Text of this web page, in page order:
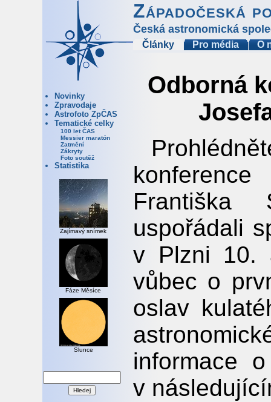
Západočeská
Česká astronomická
Články Pro média O
Novinky
Zpravodaje
Astrofoto ZpČAS
Tematické celky
100 let ČAS
Messier maratón
Zatmění
Zákryty
Foto soutěž
Statistika
Zajímavý snímek
Fáze Měsíce
Slunce
Odborná
Františka
uspořádali
v Plzni 10.
vůbec o
oslav
informace
v